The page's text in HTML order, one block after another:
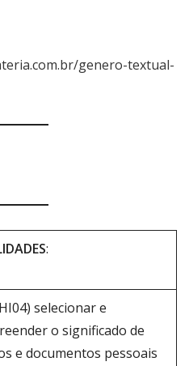
genero-textual-
:
selecionar e
o significado de
e documentos pessoais